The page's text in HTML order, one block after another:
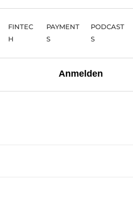
FINTEC
H
PAYMENT
S
PODCAST
S